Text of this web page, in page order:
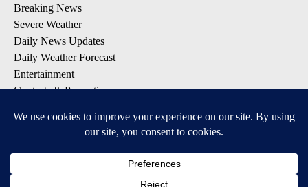
Breaking News
Severe Weather
Daily News Updates
Daily Weather Forecast
Entertainment
Contests & Promotions
DOWNLOAD OUR APPS
Available for iOS and Android